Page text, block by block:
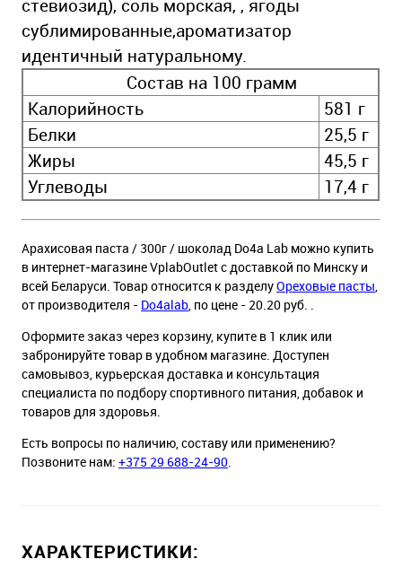
стевиозид), соль морская, , ягоды
сублимированные,ароматизатор
идентичный натуральному.
Состав на 100 грамм
Калорийность
581 г
Белки
25,5 г
Жиры
45,5 г
Углеводы
17,4 г
Арахисовая паста / 300г / шоколад Do4a Lab можно купить
в интернет-магазине VplabOutlet с доставкой по Минску и
всей Беларуси. Товар относится к разделуОреховые пасты,
от производителя - Do4alab, по цене - 20.20 руб. .
Оформите заказ через корзину, купите в 1 клик или
забронируйте товар в удобном магазине. Доступен
самовывоз, курьерская доставка и консультация
специалиста по подбору спортивного питания, добавок и
товаров для здоровья.
Есть вопросы по наличию, составу или применению?
Позвоните нам: +375 29 688-24-90.
ХАРАКТЕРИСТИКИ: